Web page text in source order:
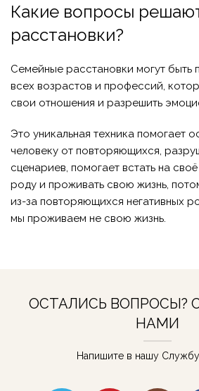
Какие вопросы
расстановки?
Семейные расстановки могут быть
всех возрастов и профессий,
свои отношения и разрешить
Это уникальная техника помогает
человеку от повторяющихся,
сценариев, помогает встать на
роду и проживать свою жизнь,
из-за повторяющихся негативных
мы проживаем не свою жизнь.
ОСТАЛИСЬ ВОПРОСЫ?
НАМИ
Напишите в нашу